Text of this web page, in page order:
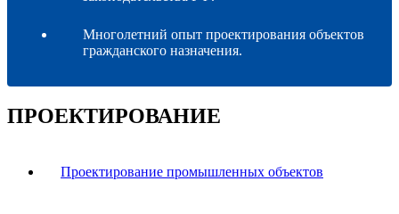
Многолетний опыт проектирования объектов
гражданского назначения.
ПРОЕКТИРОВАНИЕ
Проектирование промышленных объектов